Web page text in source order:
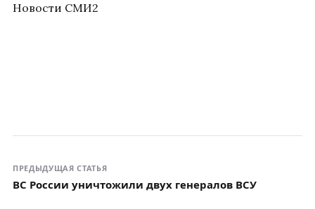
Новости СМИ2
ПРЕДЫДУЩАЯ СТАТЬЯ
ВС России уничтожили двух генералов ВСУ